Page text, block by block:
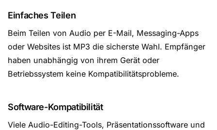
Einfaches Teilen
Beim Teilen von Audio per E-Mail, Messaging-Apps
oder Websites ist MP3 die sicherste Wahl. Empfänger
haben unabhängig von ihrem Gerät oder
Betriebssystem keine Kompatibilitätsprobleme.
Software-Kompatibilität
Viele Audio-Editing-Tools, Präsentationssoftware und